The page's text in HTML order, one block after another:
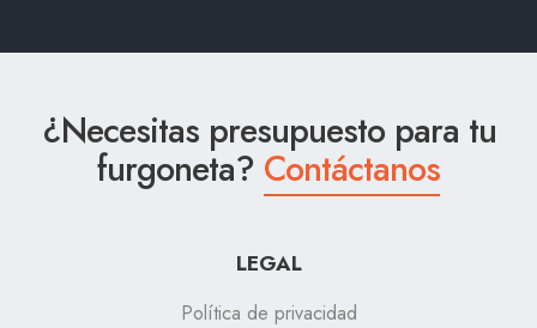
¿Necesitas presupuesto para tu
furgoneta? Contáctanos
LEGAL
Política de privacidad